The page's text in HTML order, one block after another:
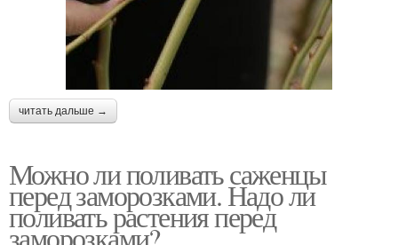
читать дальше →
Можно ли поливать саженцы
перед заморозками. Надо ли
поливать растения перед